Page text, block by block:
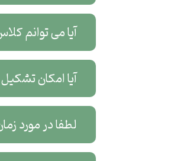
آیا می توانم
آیا امکان
لطفا در مورد